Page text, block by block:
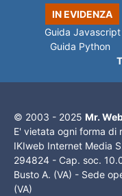
IN EVIDENZA
Guida Javascript
Guida Python
© 2003 - 2025 Mr.
E' vietata ogni forma di
IKIweb Internet Media
294824 - Cap. soc.
Busto A. (VA) - Sede
(VA)